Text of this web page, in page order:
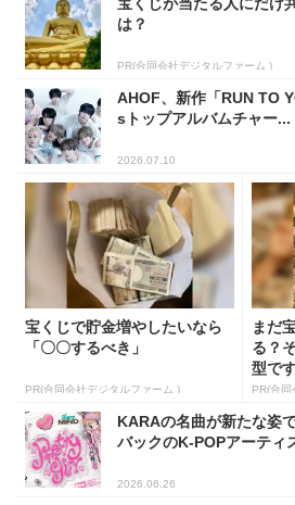
は？
PR(合同会社デジタルファーム )
AHOF、新作「RUN TO
sトップアルバムチャー...
2026.07.10
宝くじで貯金増やしたいなら
「〇〇するべき」
PR(合同会社デジタルファーム )
まだ
る？
型で
PR(合同
KARAの名曲が新たな姿
バックのK-POPアーティ
2026.06.26